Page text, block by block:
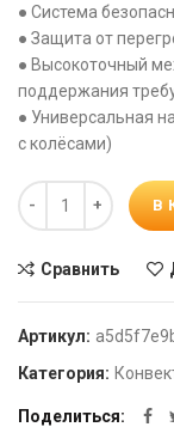
● Система
● Защита от
● Высокоточный
поддержания
● Универсальная
с колёсами)
Количество
В
Сравнить
Артикул:
Категория:
Поделиться